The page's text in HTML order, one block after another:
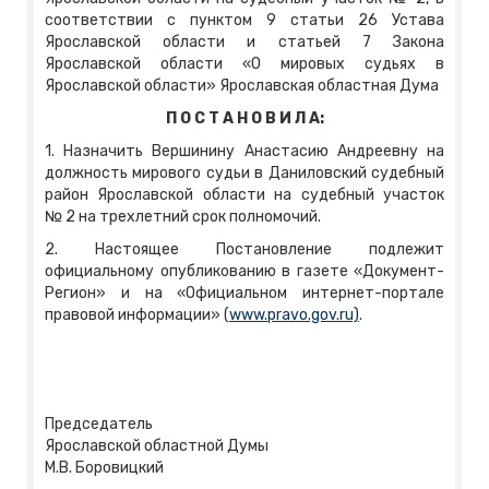
соответствии с пунктом 9 статьи 26 Устава
Ярославской области и статьей 7 Закона
Ярославской области «О мировых судьях в
Ярославской области» Ярославская областная Дума
П О С Т А Н О В И Л А:
1. Назначить Вершинину Анастасию Андреевну на
должность мирового судьи в Даниловский судебный
район Ярославской области на судебный участок
№ 2 на трехлетний срок полномочий.
2. Настоящее Постановление подлежит
официальному опубликованию в газете «Документ-
Регион» и на «Официальном интернет-портале
правовой информации» (www.pravo.gov.ru).
Председатель
Ярославской областной Думы
М.В. Боровицкий